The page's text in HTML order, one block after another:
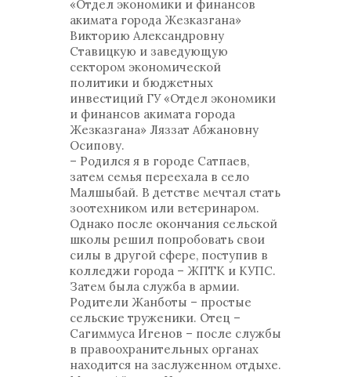
«Отдел экономики и финансов
акимата города Жезказгана»
Викторию Александровну
Ставицкую и заведующую
сектором экономической
политики и бюджетных
инвестиций ГУ «Отдел экономики
и финансов акимата города
Жезказгана» Ляззат Абжановну
Осипову.
– Родился я в городе Сатпаев,
затем семья переехала в село
Малшыбай. В детстве мечтал стать
зоотехником или ветеринаром.
Однако после окончания сельской
школы решил попробовать свои
силы в другой сфере, поступив в
колледжи города – ЖПТК и КУПС.
Затем была служба в армии.
Родители Жанботы – простые
сельские труженики. Отец –
Сагиммуса Игенов – после службы
в правоохранительных органах
находится на заслуженном отдыхе.